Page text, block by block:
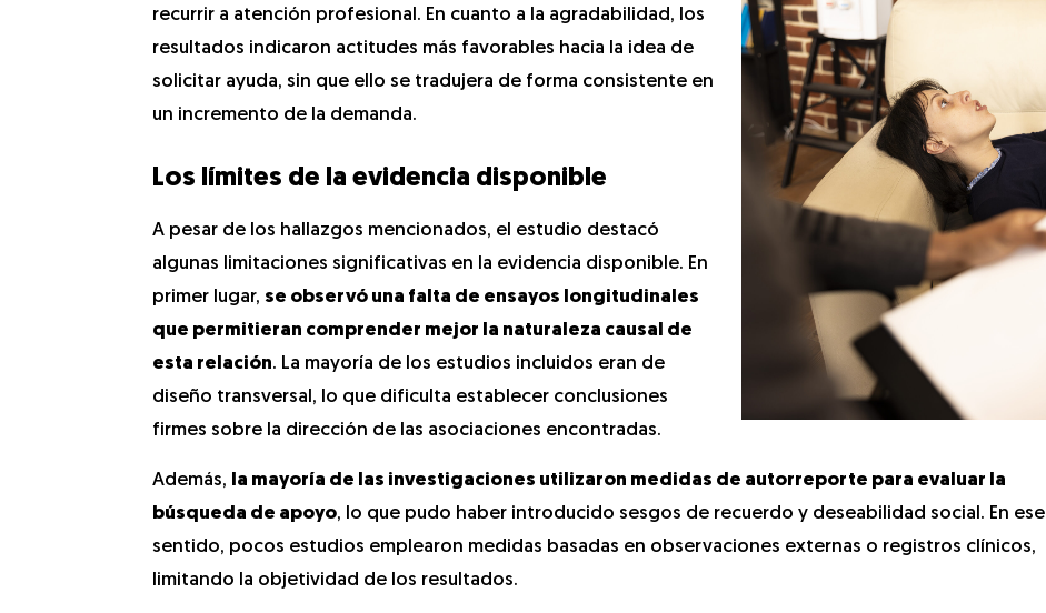
recurrir a atención profesional. En cuanto a la agradabilidad, los
resultados indicaron actitudes más favorables hacia la idea de
solicitar ayuda, sin que ello se tradujera de forma consistente en
un incremento de la demanda.
Los límites de la evidencia disponible
A pesar de los hallazgos mencionados, el estudio destacó
algunas limitaciones significativas en la evidencia disponible. En
primer lugar, se observó una falta de ensayos longitudinales
que permitieran comprender mejor la naturaleza causal de
esta relación. La mayoría de los estudios incluidos eran de
diseño transversal, lo que dificulta establecer conclusiones
firmes sobre la dirección de las asociaciones encontradas.
Además,
la mayoría de las investigaciones utilizaron medidas de autorreporte para evaluar la
búsqueda de apoyo, lo que pudo haber introducido sesgos de recuerdo y deseabilidad social. En ese
sentido, pocos estudios emplearon medidas basadas en observaciones externas o registros clínicos,
limitando la objetividad de los resultados.